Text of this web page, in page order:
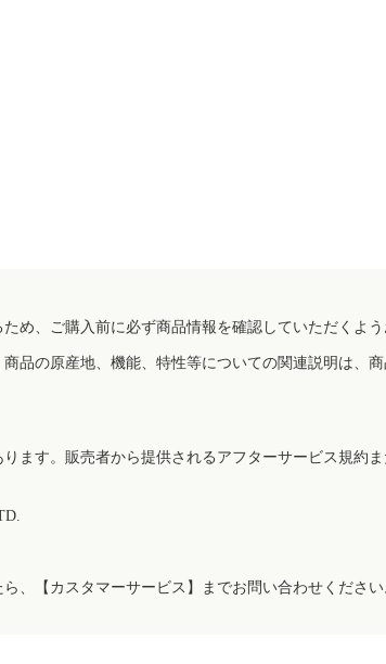
め、ご購入前に必ず商品情報を確認していただくよう
品の原産地、機能、特性等についての関連説明は、
ます。販売者から提供されるアフターサービス規約
、【カスタマーサービス】までお問い合わせくださ